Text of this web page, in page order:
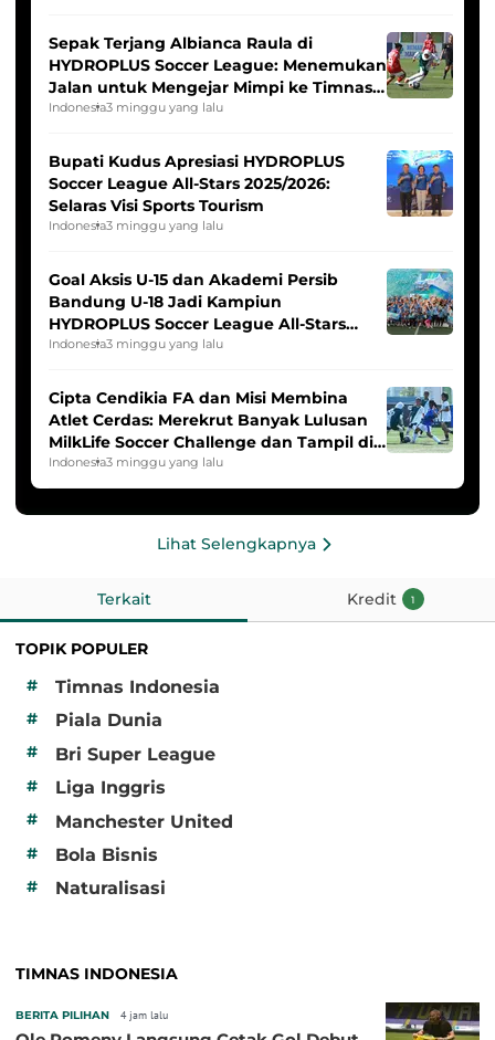
Sepak Terjang Albianca Raula di
HYDROPLUS Soccer League: Menemukan
Jalan untuk Mengejar Mimpi ke Timnas
Indonesia Putri
Indonesia3 minggu yang lalu
Bupati Kudus Apresiasi HYDROPLUS
Soccer League All-Stars 2025/2026:
Selaras Visi Sports Tourism
Indonesia3 minggu yang lalu
Goal Aksis U-15 dan Akademi Persib
Bandung U-18 Jadi Kampiun
HYDROPLUS Soccer League All-Stars
2025/2026
Indonesia3 minggu yang lalu
Cipta Cendikia FA dan Misi Membina
Atlet Cerdas: Merekrut Banyak Lulusan
MilkLife Soccer Challenge dan Tampil di
HYDROPLUS Soccer League
Indonesia3 minggu yang lalu
Lihat Selengkapnya
Terkait Kredit 1
TOPIK POPULER
#
Timnas Indonesia
# Piala Dunia
# Bri Super League
# Liga Inggris
# Manchester United
# Bola Bisnis
# Naturalisasi
TIMNAS INDONESIA
BERITA PILIHAN 4 jam lalu